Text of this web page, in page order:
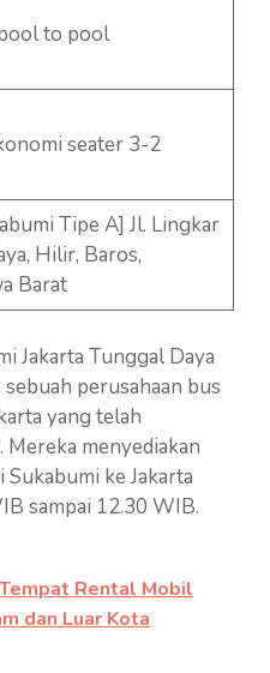
to pool
seater 3-2
Tipe A] Jl. Lingkar
Hilir, Baros,
Barat
Jakarta Tunggal Daya
perusahaan bus
yang telah
menyediakan
ke Jakarta
sampai 12.30 WIB.
Rental Mobil
dan Luar Kota